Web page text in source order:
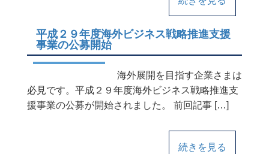
平成２９年度海外ビジネス戦略推進支援
事業の公募開始
海外展開を目指す企業さまは
必見です。平成２９年度海外ビジネス戦略推進支
援事業の公募が開始されました。 前回記事 […]
続きを見る